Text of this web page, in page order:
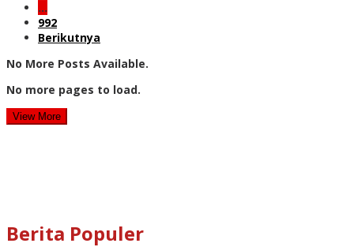
…
992
Berikutnya
No More Posts Available.
No more pages to load.
View More
Berita Populer